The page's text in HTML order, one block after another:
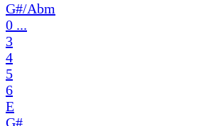
G#/Abm
0 ...
3
4
5
6
E
G#